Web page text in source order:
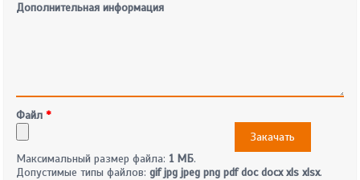
Дополнительная информация
Файл *
Максимальный размер файла: 1 МБ.
Допустимые типы файлов: gif jpg jpeg png pdf doc docx xls xlsx.